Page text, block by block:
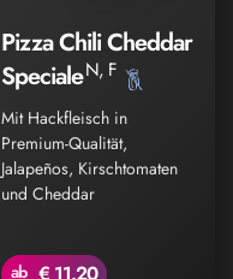
Pizza Chili Cheddar
SpecialeN, F
Mit Hackfleisch in
Premium-Qualität,
Jalapeños, Kirschtomaten
und Cheddar
ab